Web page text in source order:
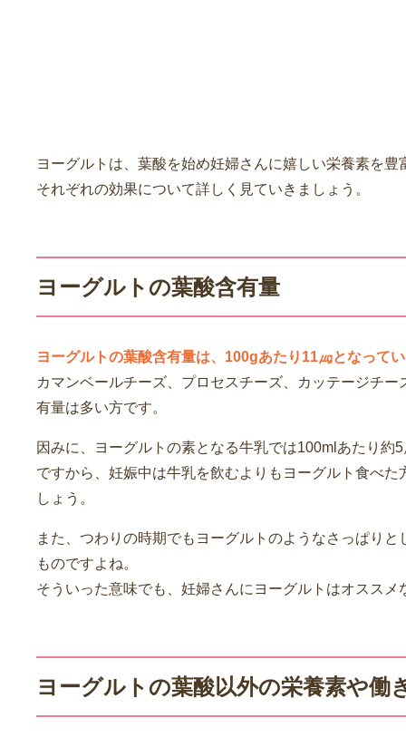
ヨーグルトは、葉酸を始め妊婦さんに嬉しい栄養素を豊
それぞれの効果について詳しく見ていきましょう。
ヨーグルトの葉酸含有量
ヨーグルトの葉酸含有量は、100gあたり11㎍となって
カマンベールチーズ、プロセスチーズ、カッテージチ
有量は多い方です。
因みに、ヨーグルトの素となる牛乳では100mlあたり約
ですから、妊娠中は牛乳を飲むよりもヨーグルト食べ
しょう。
また、つわりの時期でもヨーグルトのようなさっぱり
ものですよね。
そういった意味でも、妊婦さんにヨーグルトはオススメ
ヨーグルトの葉酸以外の栄養素や働